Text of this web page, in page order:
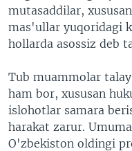
mutasaddilar,
mas'ullar yuqoridagi
hollarda asossiz deb
Tub muammolar
ham bor, xususan
islohotlar samara
harakat zarur.
O'zbekiston oldingi